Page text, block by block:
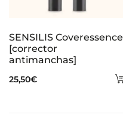
SENSILIS Coveressence
[corrector
antimanchas]
25,50€